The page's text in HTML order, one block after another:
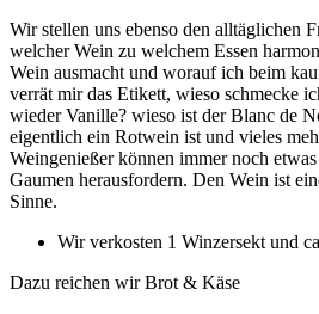
Wir stellen uns ebenso den alltäglichen
welcher Wein zu welchem Essen
Wein ausmacht und worauf ich beim
verrät mir das Etikett, wieso schmecke
wieder Vanille? wieso ist der Blanc de
eigentlich ein Rotwein ist und vieles
Weingenießer können immer noch
Gaumen herausfordern. Den Wein ist
Sinne.
Wir verkosten 1 Winzersekt und
Dazu reichen wir Brot & Käse